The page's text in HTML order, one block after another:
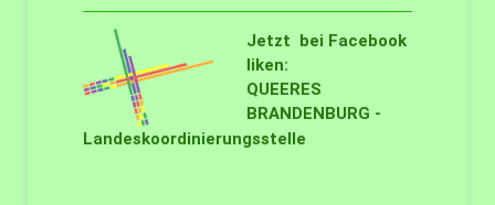
Jetzt bei Facebook
liken:
QUEERES
BRANDENBURG -
Landeskoordinierungsstelle